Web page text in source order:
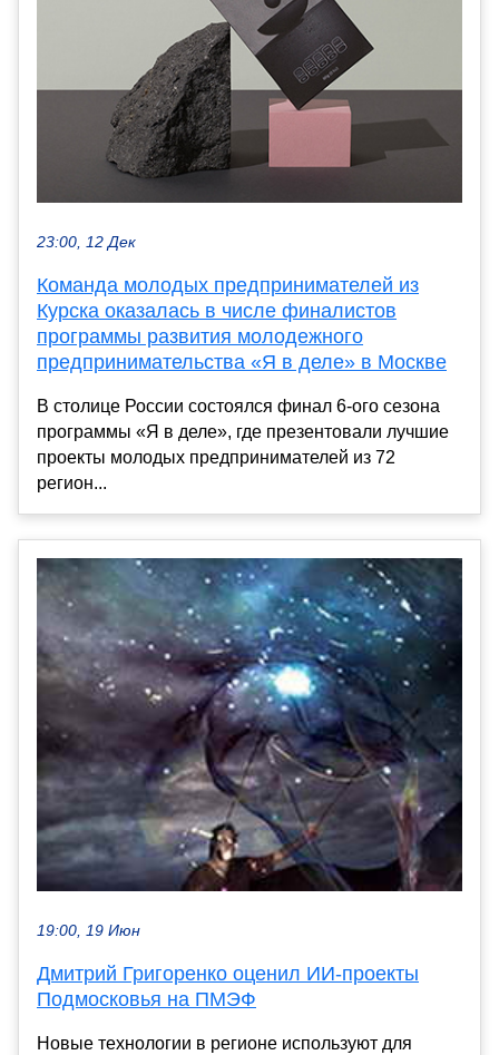
23:00, 12 Дек
Команда молодых предпринимателей из
Курска оказалась в числе финалистов
программы развития молодежного
предпринимательства «Я в деле» в Москве
В столице России состоялся финал 6-ого сезона
программы «Я в деле», где презентовали лучшие
проекты молодых предпринимателей из 72
регион...
19:00, 19 Июн
Дмитрий Григоренко оценил ИИ-проекты
Подмосковья на ПМЭФ
Новые технологии в регионе используют для